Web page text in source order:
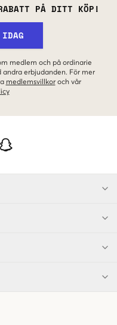
PÅ DITT KÖP!
medlem och på ordinarie
andra erbjudanden. För mer
medlemsvillkor och vår